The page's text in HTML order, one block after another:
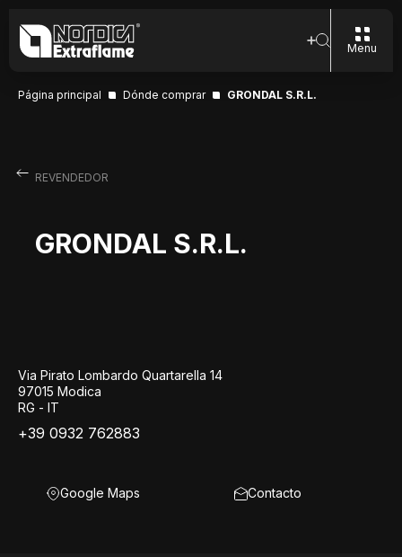
Menu
Página principal Dónde comprar GRONDAL S.R.L.
REVENDEDOR
GRONDAL S.R.L.
Via Pirato Lombardo Quartarella 14
97015 Modica
RG - IT
+39 0932 762883
Google Maps Contacto